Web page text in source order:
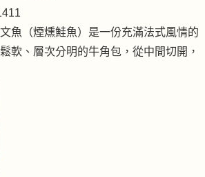
魚（煙燻鮭魚）是一份充滿法式風情的
軟、層次分明的牛角包，從中間切開，